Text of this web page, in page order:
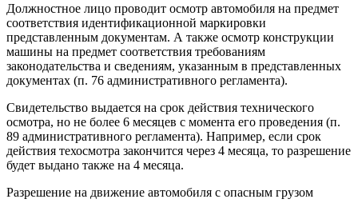
Должностное лицо проводит осмотр автомобиля на предмет
соответствия идентификационной маркировки
представленным документам. А также осмотр конструкции
машины на предмет соответствия требованиям
законодательства и сведениям, указанным в представленных
документах (п. 76 административного регламента).
Свидетельство выдается на срок действия технического
осмотра, но не более 6 месяцев с момента его проведения (п.
89 административного регламента). Например, если срок
действия техосмотра закончится через 4 месяца, то разрешение
будет выдано также на 4 месяца.
Разрешение на движение автомобиля с опасным грузом